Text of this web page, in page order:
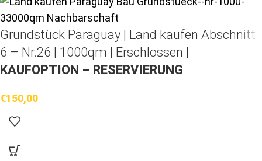
Grundstück Paraguay | Land kaufen Abschnitt
6 – Nr.26 | 1000qm | Erschlossen |
KAUFOPTION – RESERVIERUNG
€150,00